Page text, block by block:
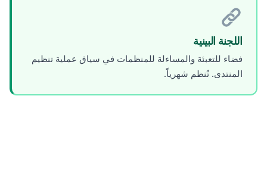
اللجنة البينية
فضاء للتعبئة والمساءلة للمنظمات في سياق عملية تنظيم
المنتدى. تُنظم شهرياً.